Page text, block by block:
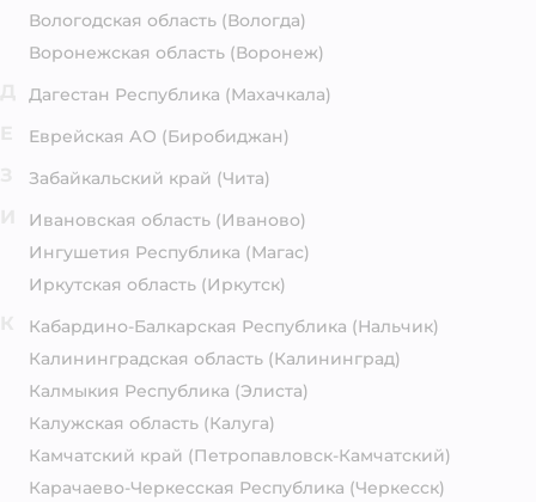
Вологодская область (Вологда)
Воронежская область (Воронеж)
Дагестан Республика (Махачкала)
Еврейская АО (Биробиджан)
Забайкальский край (Чита)
Ивановская область (Иваново)
Ингушетия Республика (Магас)
Иркутская область (Иркутск)
Кабардино-Балкарская Республика (Нальчик)
Калининградская область (Калининград)
Калмыкия Республика (Элиста)
Калужская область (Калуга)
Камчатский край (Петропавловск-Камчатский)
Карачаево-Черкесская Республика (Черкесск)